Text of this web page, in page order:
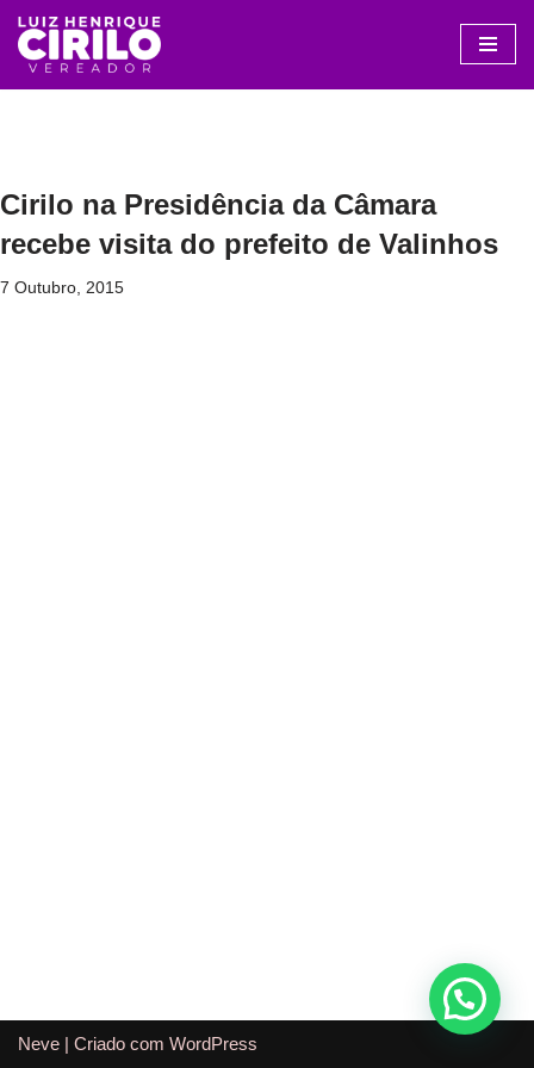
Avançar
para
Cirilo na Presidência da Câmara
recebe visita do prefeito de Valinhos
7 Outubro, 2015
Neve | Criado com WordPress